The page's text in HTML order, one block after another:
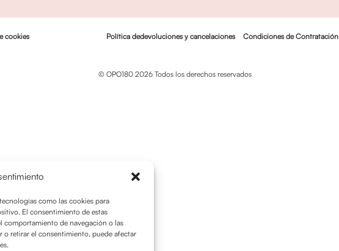
como las cookies para
El consentimiento de estas
comportamiento de navegación o las
o retirar el consentimiento, puede afectar
cookies Política dedevoluciones y cancelaciones Condiciones de Contratación
© OPO180 2026 Todos los derechos reservados